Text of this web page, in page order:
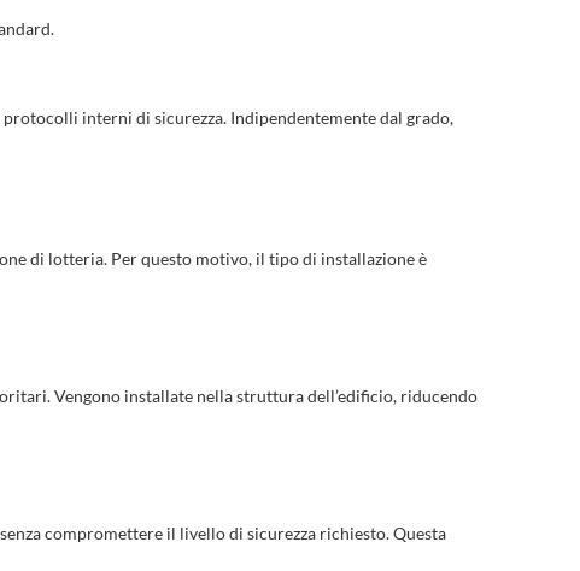
interni di sicurezza. Indipendentemente dal grado,
di lotteria. Per questo motivo, il tipo di installazione è
Vengono installate nella struttura dell’edificio, riducendo
compromettere il livello di sicurezza richiesto. Questa